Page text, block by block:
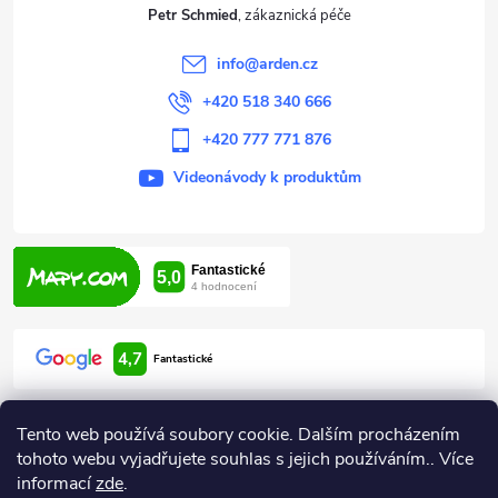
Tento web používá soubory cookie. Dalším procházením
tohoto webu vyjadřujete souhlas s jejich používáním.. Více
informacízde.
Petr Schmied
info@arden.cz
+420 518 340 666
+420 777 771 876
Videonávody k produktům
4,7 Fantastické